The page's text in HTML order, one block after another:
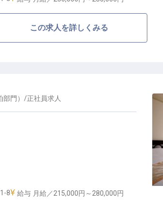
この求人を詳しくみる
門） /正社員求人
8 給与 月給／215,000円～ 280,000円